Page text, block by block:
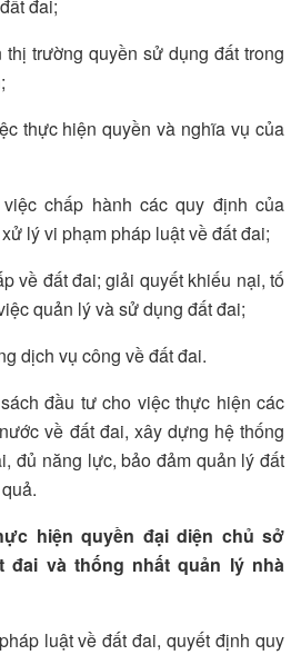
đai;
trường quyền sử dụng đất trong
thực hiện quyền và nghĩa vụ của
chấp hành các quy định của
lý vi phạm pháp luật về đất đai;
về đất đai; giải quyết khiếu nại, tố
quản lý và sử dụng đất đai;
dịch vụ công về đất đai.
đầu tư cho việc thực hiện các
về đất đai, xây dựng hệ thống
đủ năng lực, bảo đảm quản lý đất
hiện quyền đại diện chủ sở
đai và thống nhất quản lý nhà
luật về đất đai, quyết định quy